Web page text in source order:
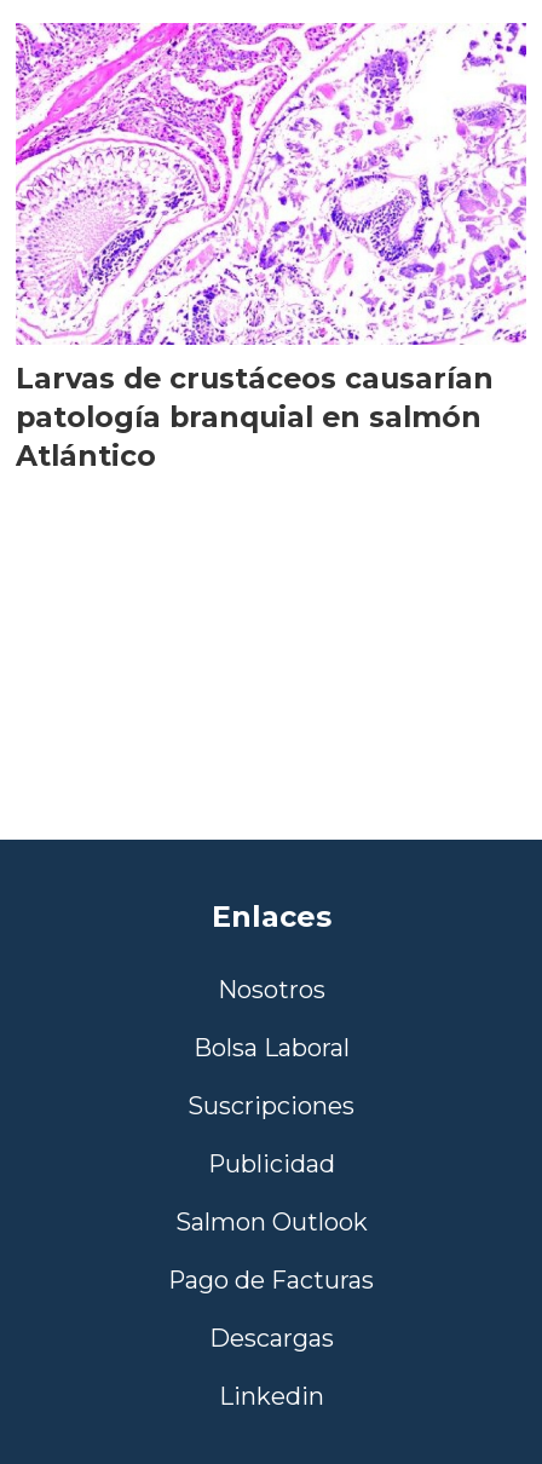
Larvas de crustáceos causarían
patología branquial en salmón
Atlántico
Enlaces
Nosotros
Bolsa Laboral
Suscripciones
Publicidad
Salmon Outlook
Pago de Facturas
Descargas
Linkedin